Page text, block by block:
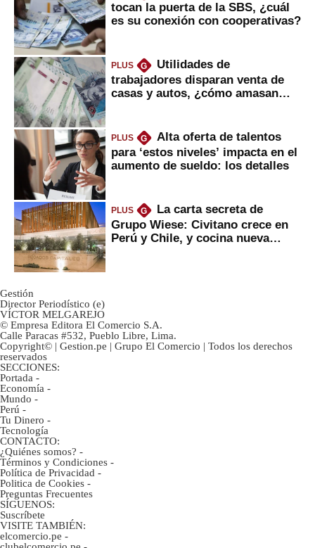
tocan la puerta de la SBS, ¿cuál
es su conexión con cooperativas?
PLUS G
Utilidades de
trabajadores disparan venta de
casas y autos, ¿cómo amasan
PLUS G
Alta oferta de talentos
para ‘estos niveles’ impacta en el
aumento de sueldo: los detalles
PLUS G
La carta secreta de
Grupo Wiese: Civitano crece en
Perú y Chile, y cocina nueva
Gestión
Director Periodístico (e)
VÍCTOR MELGAREJO
© Empresa Editora El Comercio S.A.
Calle Paracas #532, Pueblo Libre, Lima.
Copyright© | Gestion.pe | Grupo El Comercio | Todos los derechos
reservados
SECCIONES:
Portada -
Economía -
Mundo -
Perú -
Tu Dinero -
Tecnología
CONTACTO:
¿Quiénes somos? -
Términos y Condiciones -
Política de Privacidad -
Politica de Cookies -
Preguntas Frecuentes
SÍGUENOS:
Suscríbete
VISITE TAMBIÉN:
elcomercio.pe -